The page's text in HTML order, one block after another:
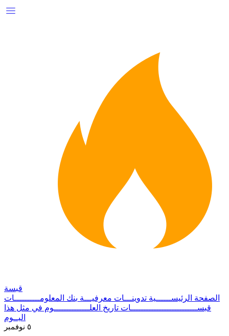
قبسة
الصفحة الرئيســــــية تدوينـــات معرفيـــة بنك المعلومــــــــــات
قبســــــــــــــــــــــــــات تاريخ العلــــــــــــــوم في مثل هذا
اليــوم
٥ نوفمبر